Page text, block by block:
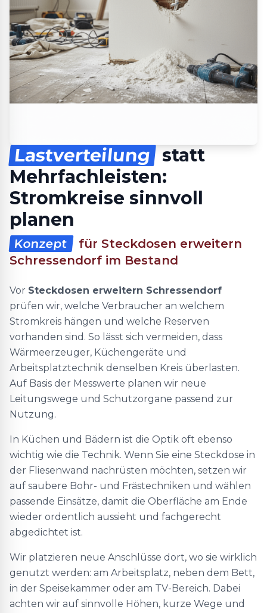
Lastverteilung statt
Mehrfachleisten:
Stromkreise sinnvoll
planen
Konzept
für Steckdosen erweitern
Schressendorf im Bestand
Vor Steckdosen erweitern Schressendorf
prüfen wir, welche Verbraucher an welchem
Stromkreis hängen und welche Reserven
vorhanden sind. So lässt sich vermeiden, dass
Wärmeerzeuger, Küchengeräte und
Arbeitsplatztechnik denselben Kreis überlasten.
Auf Basis der Messwerte planen wir neue
Leitungswege und Schutzorgane passend zur
Nutzung.
In Küchen und Bädern ist die Optik oft ebenso
wichtig wie die Technik. Wenn Sie eine Steckdose in
der Fliesenwand nachrüsten möchten, setzen wir
auf saubere Bohr- und Frästechniken und wählen
passende Einsätze, damit die Oberfläche am Ende
wieder ordentlich aussieht und fachgerecht
abgedichtet ist.
Wir platzieren neue Anschlüsse dort, wo sie wirklich
genutzt werden: am Arbeitsplatz, neben dem Bett,
in der Speisekammer oder am TV-Bereich. Dabei
achten wir auf sinnvolle Höhen, kurze Wege und